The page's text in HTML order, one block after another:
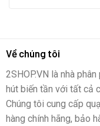
Về chúng tôi
2SHOP.VN là nhà
hút biến tần với tất cả
Chúng tôi cung cấp
hàng chính hãng, bảo